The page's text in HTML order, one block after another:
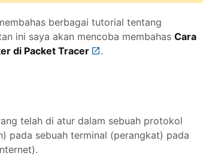
berbagai tutorial tentang
ini saya akan mencoba membahas Cara
di Packet Tracer
.
telah di atur dalam sebuah protokol
pada sebuah terminal (perangkat) pada